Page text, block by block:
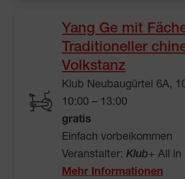
Yang Ge mit
Traditioneller
Volkstanz
Klub Neubaugürtel 6A,
10:00 – 13:00
gratis
Einfach vorbeikommen
Veranstalter: Klub+ All in
Mehr Informationen